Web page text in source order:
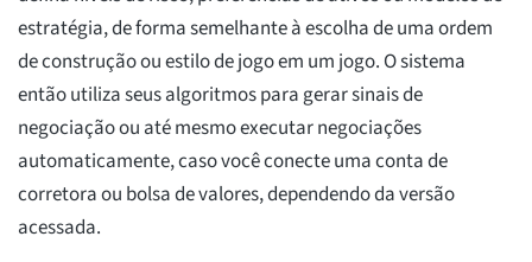
estratégia, de forma semelhante à escolha de uma ordem
de construção ou estilo de jogo em um jogo. O sistema
então utiliza seus algoritmos para gerar sinais de
negociação ou até mesmo executar negociações
automaticamente, caso você conecte uma conta de
corretora ou bolsa de valores, dependendo da versão
acessada.